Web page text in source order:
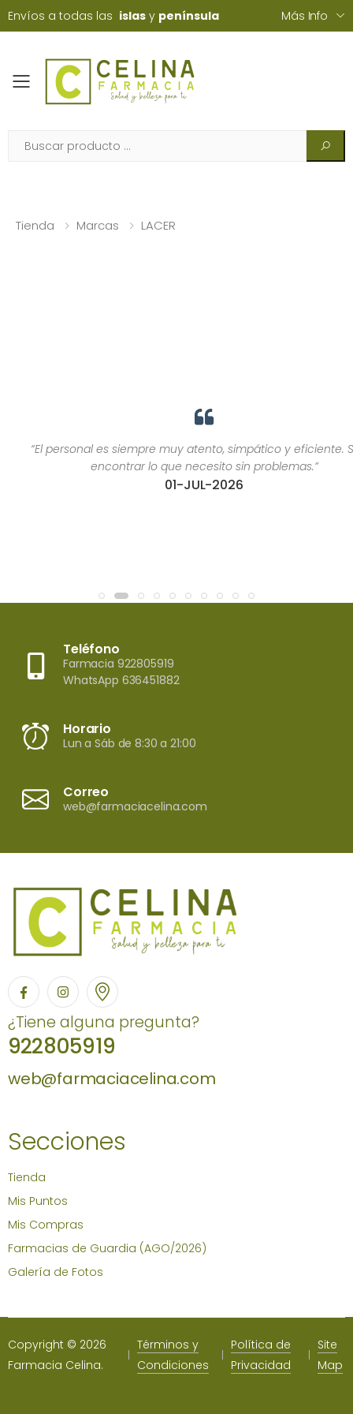
Envíos a todas las islas y península Más Info
Toggle mobile menu
Tienda Marcas LACER
“El personal es siempre muy atento, simpático y eficiente. Suelo
encontrar lo que necesito sin problemas.”
01-JUL-2026
Teléfono
Farmacia 922805919
WhatsApp 636451882
Horario
Lun a Sáb de 8:30 a 21:00
Correo
web@farmaciacelina.com
¿Tiene alguna pregunta?
922805919
web@farmaciacelina.com
Secciones
Tienda
Mis Puntos
Mis Compras
Farmacias de Guardia (AGO/2026)
Galería de Fotos
Copyright © 2026
Farmacia Celina.
Términos y
Condiciones
Política de
Privacidad
Site
Map